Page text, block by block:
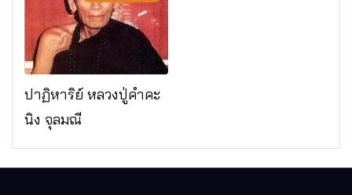
จ.เชียงใหม่
ปาฏิหาริย์ หลวงปู่คำคะ
นิง จุลมณี